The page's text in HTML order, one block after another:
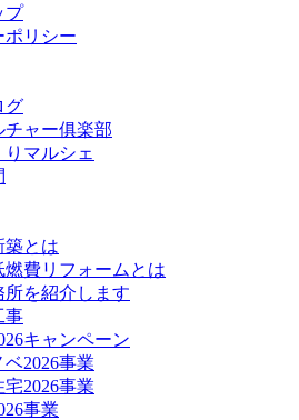
プ
ポリシー
グ
チャー俱楽部
りマルシェ
築とは
費リフォームとは
を紹介します
事
キャンペーン
2026事業
2026事業
事業